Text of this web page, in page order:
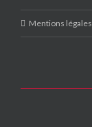
Mentions légales